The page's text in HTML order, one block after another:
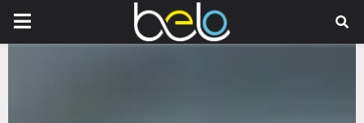
PRIMARY